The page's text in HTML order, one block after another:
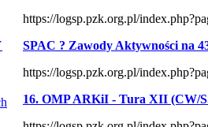
https://logsp.pzk.org.pl/
SPAC ? Zawody Aktywności na
https://logsp.pzk.org.pl/
16. OMP ARKiI - Tura XII (CW/